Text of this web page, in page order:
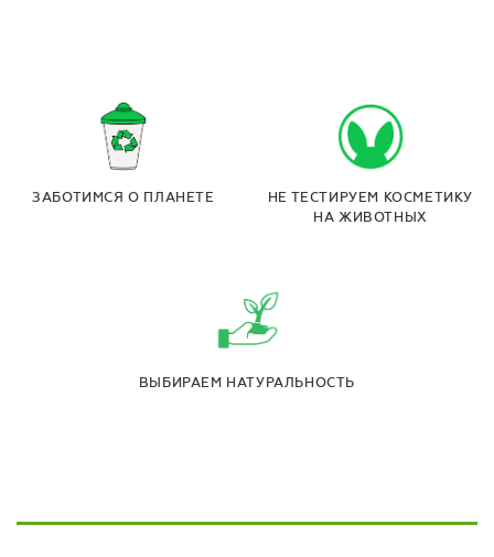
ЗАБОТИМСЯ О ПЛАНЕТЕ
НЕ ТЕСТИРУЕМ КОСМЕТИКУ
НА ЖИВОТНЫХ
ВЫБИРАЕМ НАТУРАЛЬНОСТЬ